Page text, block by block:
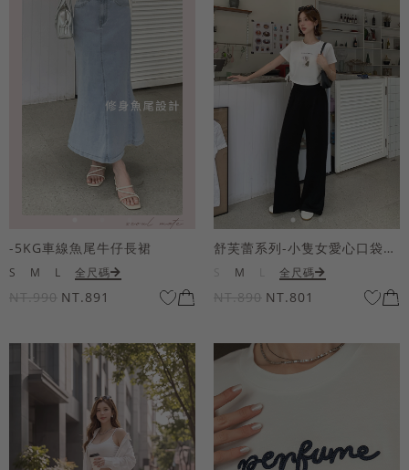
-5KG車線魚尾牛仔長裙
S M L 全尺碼
NT.990 NT.891
舒芙蕾系列-小隻女愛心口袋寬褲
M 全尺碼
NT.890 NT.801